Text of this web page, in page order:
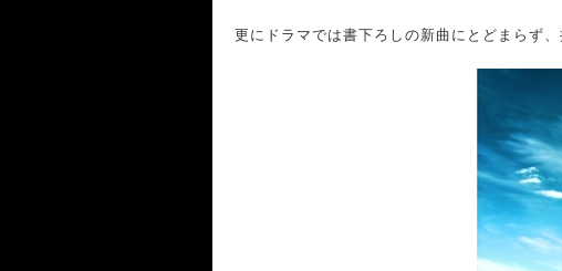
更にドラマでは書下ろしの新曲にとどまらず